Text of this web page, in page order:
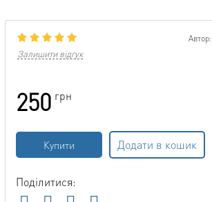
Автор:
Залишити відгук
250 грн
Купити Додати в кошик
Поділитися: